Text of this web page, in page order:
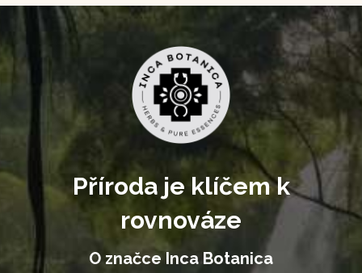
Příroda je klíčem k
rovnováze
O značce Inca Botanica